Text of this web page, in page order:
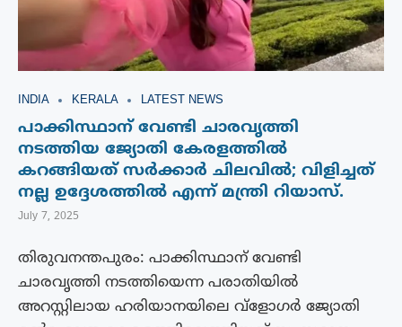
INDIA KERALA LATEST NEWS
പാക്കിസ്ഥാന് വേണ്ടി ചാരവൃത്തി
നടത്തിയ ജ്യോതി കേരളത്തിൽ
കറങ്ങിയത് സർക്കാർ ചിലവിൽ; വിളിച്ചത്
നല്ല ഉദ്ദേശത്തിൽ എന്ന് മന്ത്രി റിയാസ്.
July 7, 2025
തിരുവനന്തപുരം: പാക്കിസ്ഥാന് വേണ്ടി
ചാരവൃത്തി നടത്തിയെന്ന പരാതിയിൽ
അറസ്റ്റിലായ ഹരിയാനയിലെ വ്ളോഗർ ജ്യോതി